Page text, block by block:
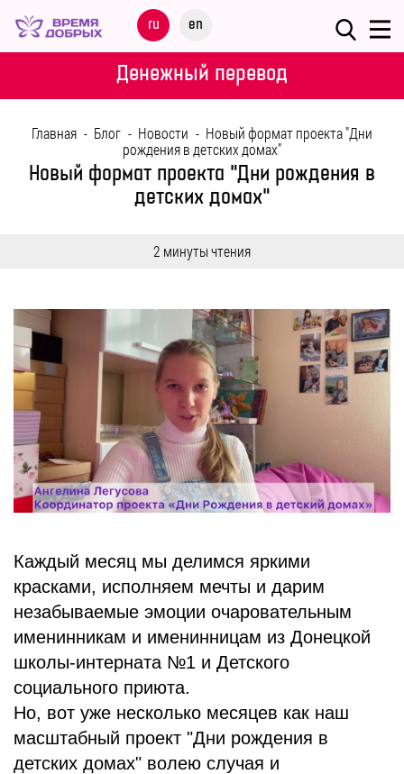
ru en
Меню
НАШИ
ДЕТИ
МЕРОПРИЯТИЯ
ПОМОЩЬ
БЛОГ
Денежный перевод
Главная - Блог - Новости - Новый формат проекта "Дни
рождения в детских домах"
Новый формат проекта "Дни рождения в
детских домах"
2 минуты чтения
Каждый месяц мы делимся яркими
красками, исполняем мечты и дарим
незабываемые эмоции очаровательным
именинникам и именинницам из Донецкой
школы-интерната №1 и Детского
социального приюта.
Но, вот уже несколько месяцев как наш
масштабный проект "Дни рождения в
детских домах" волею случая и